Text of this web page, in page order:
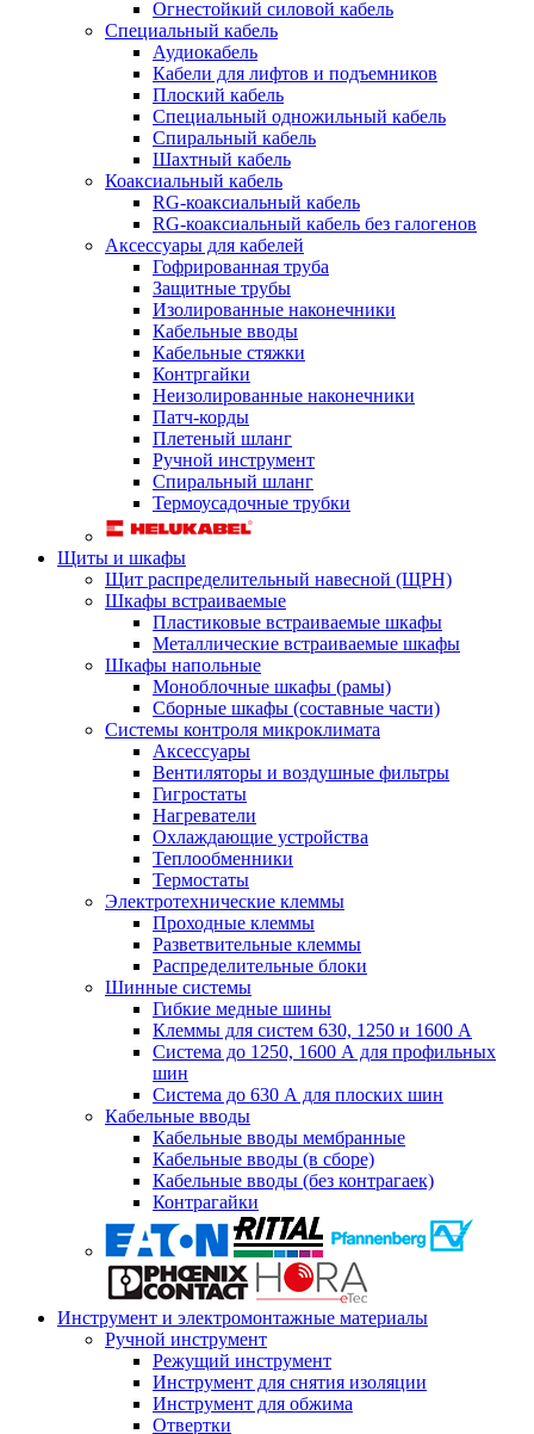
Огнестойкий силовой кабель
Специальный кабель
Аудиокабель
Кабели для лифтов и подъемников
Плоский кабель
Специальный одножильный кабель
Спиральный кабель
Шахтный кабель
Коаксиальный кабель
RG-коаксиальный кабель
RG-коаксиальный кабель без галогенов
Аксессуары для кабелей
Гофрированная труба
Защитные трубы
Изолированные наконечники
Кабельные вводы
Кабельные стяжки
Контргайки
Неизолированные наконечники
Патч-корды
Плетеный шланг
Ручной инструмент
Спиральный шланг
Термоусадочные трубки
Щиты и шкафы
Щит распределительный навесной (ЩРН)
Шкафы встраиваемые
Пластиковые встраиваемые шкафы
Металлические встраиваемые шкафы
Шкафы напольные
Моноблочные шкафы (рамы)
Сборные шкафы (составные части)
Системы контроля микроклимата
Аксессуары
Вентиляторы и воздушные фильтры
Гигростаты
Нагреватели
Охлаждающие устройства
Теплообменники
Термостаты
Электротехнические клеммы
Проходные клеммы
Разветвительные клеммы
Распределительные блоки
Шинные системы
Гибкие медные шины
Клеммы для систем 630, 1250 и 1600 А
Система до 1250, 1600 А для профильных
шин
Система до 630 А для плоских шин
Кабельные вводы
Кабельные вводы мембранные
Кабельные вводы (в сборе)
Кабельные вводы (без контрагаек)
Контрагайки
Инструмент и электромонтажные материалы
Ручной инструмент
Режущий инструмент
Инструмент для снятия изоляции
Инструмент для обжима
Отвертки